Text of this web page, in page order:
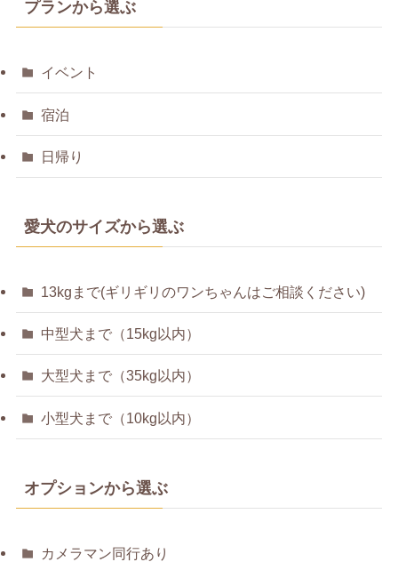
プランから選ぶ
イベント
宿泊
日帰り
愛犬のサイズから選ぶ
13kgまで(ギリギリのワンちゃんはご相談ください)
中型犬まで（15kg以内）
大型犬まで（35kg以内）
小型犬まで（10kg以内）
オプションから選ぶ
カメラマン同行あり